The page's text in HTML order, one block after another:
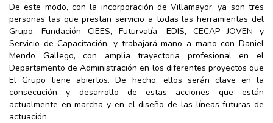
De este modo, con la incorporación de Villamayor, ya son tres
personas las que prestan servicio a todas las herramientas del
Grupo: Fundación CIEES, Futurvalía, EDIS, CECAP JOVEN y
Servicio de Capacitación, y trabajará mano a mano con Daniel
Mendo Gallego, con amplia trayectoria profesional en el
Departamento de Administración en los diferentes proyectos que
El Grupo tiene abiertos. De hecho, ellos serán clave en la
consecución y desarrollo de estas acciones que están
actualmente en marcha y en el diseño de las líneas futuras de
actuación.